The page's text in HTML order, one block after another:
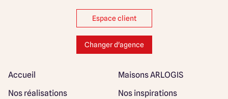
Espace client
Changer d'agence
Accueil
Maisons ARLOGIS
Nos réalisations
Nos inspirations